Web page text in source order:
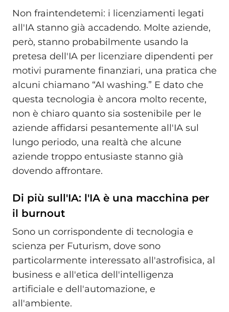
Non fraintendetemi: i licenziamenti legati
all'IA stanno già accadendo. Molte aziende,
però, stanno probabilmente usando la
pretesa dell'IA per licenziare dipendenti per
motivi puramente finanziari, una pratica che
alcuni chiamano “AI washing.” E dato che
questa tecnologia è ancora molto recente,
non è chiaro quanto sia sostenibile per le
aziende affidarsi pesantemente all'IA sul
lungo periodo, una realtà che alcune
aziende troppo entusiaste stanno già
dovendo affrontare.
Di più sull'IA: l'IA è una macchina per
il burnout
Sono un corrispondente di tecnologia e
scienza per Futurism, dove sono
particolarmente interessato all'astrofisica, al
business e all'etica dell'intelligenza
artificiale e dell'automazione, e
all'ambiente.